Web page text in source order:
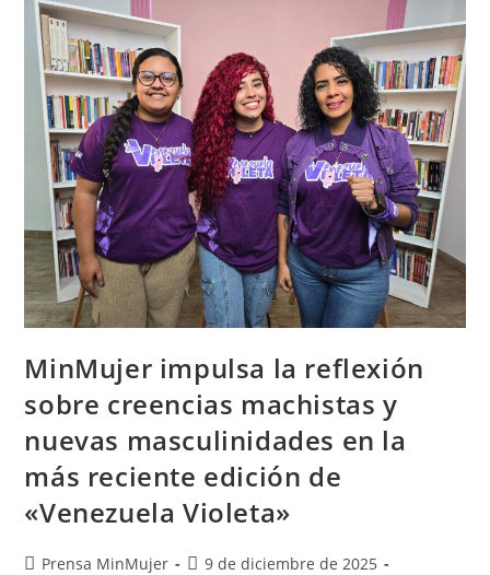
MinMujer impulsa la reflexión
sobre creencias machistas y
nuevas masculinidades en la
más reciente edición de
«Venezuela Violeta»
Prensa MinMujer
9 de diciembre de 2025